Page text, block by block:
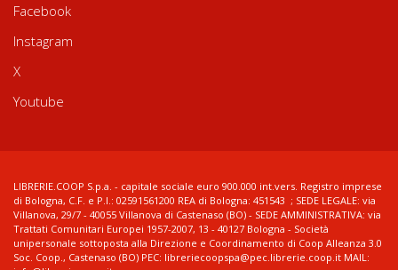
Facebook
Instagram
X
Youtube
LIBRERIE.COOP S.p.a. - capitale sociale euro 900.000 int.vers. Registro imprese
di Bologna, C.F. e P.I.: 02591561200 REA di Bologna: 451543 ; SEDE LEGALE: via
Villanova, 29/7 - 40055 Villanova di Castenaso (BO) - SEDE AMMINISTRATIVA: via
Trattati Comunitari Europei 1957-2007, 13 - 40127 Bologna - Società
unipersonale sottoposta alla Direzione e Coordinamento di Coop Alleanza 3.0
Soc. Coop., Castenaso (BO) PEC: libreriecoopspa@pec.librerie.coop.it MAIL: